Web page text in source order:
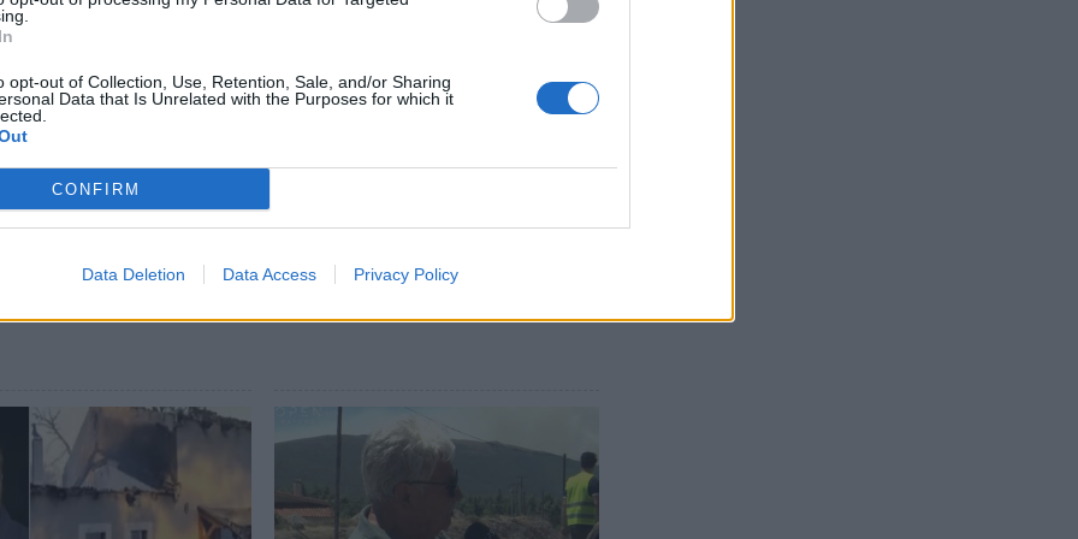
opt-out of Collection, Use, Retention, Sale, and/or Sharing
Data that Is Unrelated with the Purposes for which it
CONFIRM
Data Deletion Data Access Privacy Policy